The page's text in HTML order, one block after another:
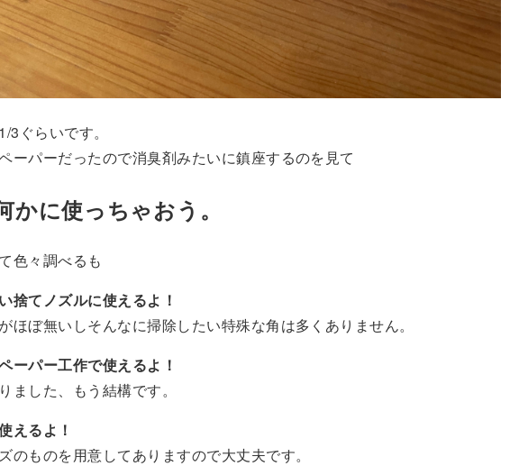
3ぐらいです。
ーパーだったので消臭剤みたいに鎮座するのを見て
かに使っちゃおう。
色々調べるも
捨てノズルに使えるよ！
ほぼ無いしそんなに掃除したい特殊な角は多くありません。
ーパー工作で使えるよ！
ました、もう結構です。
えるよ！
のものを用意してありますので大丈夫です。